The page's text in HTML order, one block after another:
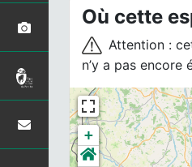
Où cette
Attention :
n’y a pas encore
+